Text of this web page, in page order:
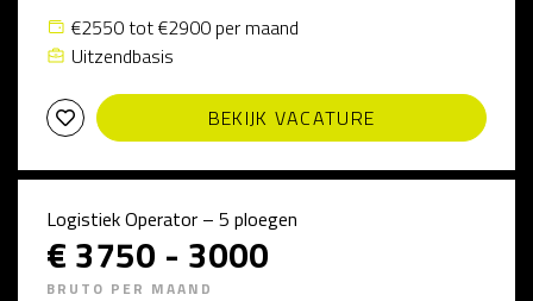
€2550 tot €2900 per maand
Uitzendbasis
BEKIJK VACATURE
Logistiek Operator – 5 ploegen
€ 3750 - 3000
BRUTO PER MAAND